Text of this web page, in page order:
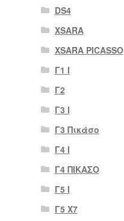
DS4
XSARA
XSARA PICASSO
Γ1 Ι
Γ2
Γ3 Ι
Γ3 Πικάσο
Γ4 Ι
Γ4 ΠΙΚΑΣΟ
Γ5 Ι
Γ5 Χ7